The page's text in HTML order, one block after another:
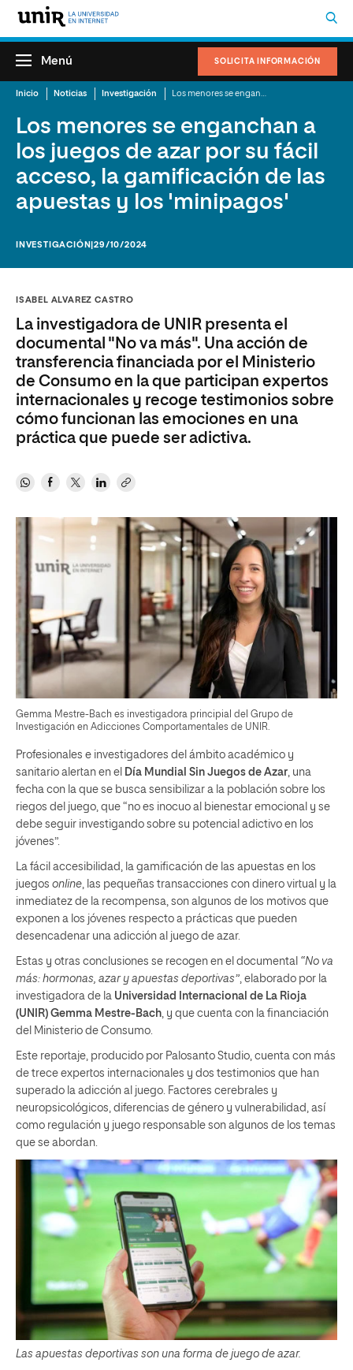
SOLICITA INFORMACIÓN
Menú
Inicio Noticias Investigación
Los menores se enganchan a
los juegos de azar por su fácil
acceso, la gamificación de las
apuestas y los 'minipagos'
INVESTIGACIÓN |29/10/2024
ISABEL ALVAREZ CASTRO
La investigadora de UNIR presenta el
documental "No va más". Una acción de
transferencia financiada por el Ministerio
de Consumo en la que participan expertos
internacionales y recoge testimonios sobre
cómo funcionan las emociones en una
práctica que puede ser adictiva.
Gemma Mestre-Bach es investigadora principial del Grupo de
Investigación en Adicciones Comportamentales de UNIR.
Profesionales e investigadores del ámbito académico y
sanitario alertan en el Día Mundial Sin Juegos de Azar , una
fecha con la que se busca sensibilizar a la población sobre los
riegos del juego, que “no es inocuo al bienestar emocional y se
debe seguir investigando sobre su potencial adictivo en los
jóvenes”.
La fácil accesibilidad, la gamificación de las apuestas en los
juegos online , las pequeñas transacciones con dinero virtual y la
inmediatez de la recompensa, son algunos de los motivos que
exponen a los jóvenes respecto a prácticas que pueden
desencadenar una adicción al juego de azar.
Estas y otras conclusiones se recogen en el documental “No va
más: hormonas, azar y apuestas deportivas” , elaborado por la
investigadora de la Universidad Internacional de La Rioja
(UNIR) Gemma Mestre-Bach , y que cuenta con la financiación
del Ministerio de Consumo.
Este reportaje, producido por Palosanto Studio, cuenta con más
de trece expertos internacionales y dos testimonios que han
superado la adicción al juego. Factores cerebrales y
neuropsicológicos, diferencias de género y vulnerabilidad, así
como regulación y juego responsable son algunos de los temas
que se abordan.
Las apuestas deportivas son una forma de juego de azar.